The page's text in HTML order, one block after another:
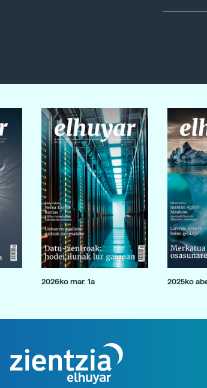
2026ko mar. 1a 2025ko